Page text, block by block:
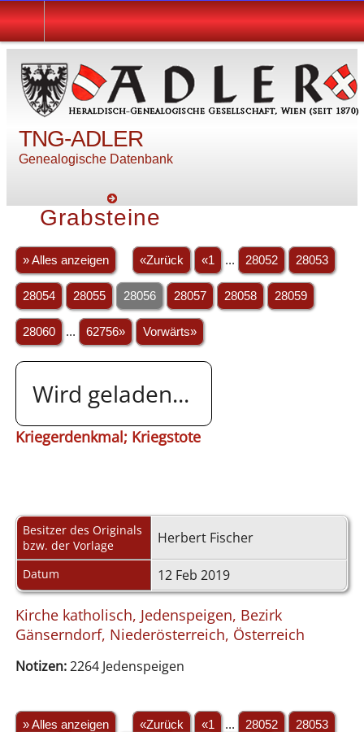
TNG-ADLER
Genealogische Datenbank
Grabsteine
» Alles anzeigen «Zurück «1 ... 28052 28053
28054 28055 28056 28057 28058 28059
28060 ... 62756» Vorwärts»
Wird geladen...
Kriegerdenkmal; Kriegstote
Besitzer des Originals
bzw. der Vorlage
Herbert Fischer
Datum 12 Feb 2019
Kirche katholisch, Jedenspeigen, Bezirk
Gänserndorf, Niederösterreich, Österreich
Notizen:2264 Jedenspeigen
» Alles anzeigen «Zurück «1 ... 28052
28053